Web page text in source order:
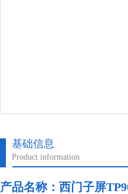
基础信息
Product information
产品名称： 西门子屏